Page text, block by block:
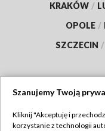
KRAKÓW /
OPOLE /
SZCZECIN /
Szanujemy Twoją
Kliknij "Akceptuję i
korzystanie z technologii